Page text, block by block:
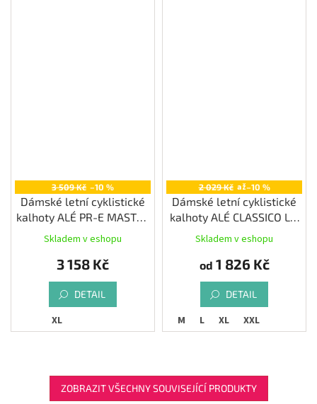
3 509 Kč –10 %
Dámské letní cyklistické
kalhoty ALÉ PR-E MASTER
2.0, navy blue
Skladem v eshopu
3 158 Kč
DETAIL
XL
2 029 Kč až–10 %
Dámské letní cyklistické
kalhoty ALÉ CLASSICO LL,
Skladem v eshopu
od 1 826 Kč
DETAIL
M L XL XXL
ZOBRAZIT VŠECHNY SOUVISEJÍCÍ PRODUKTY